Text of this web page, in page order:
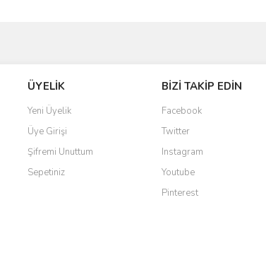
ÜYELİK
Yeni Üyelik
Üye Girişi
Şifremi Unuttum
Sepetiniz
BİZİ TAKİP EDİN
Facebook
Twitter
Instagram
Youtube
Pinterest